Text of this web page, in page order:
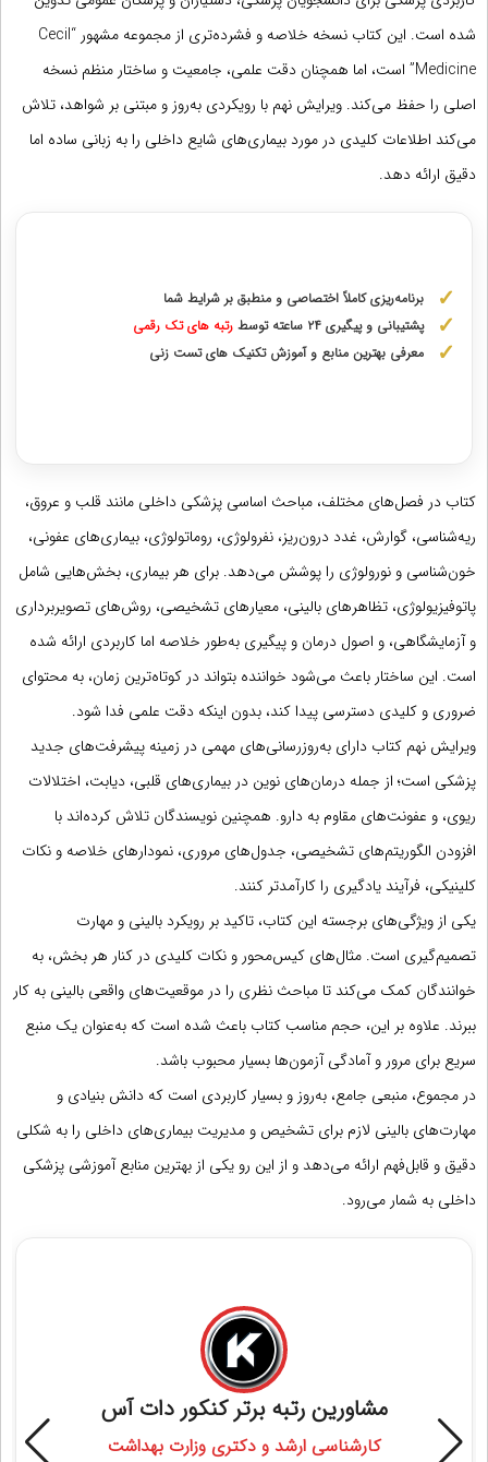
شده است. این کتاب نسخه خلاصه و فشرده‌تری از مجموعه مشهور “Cecil
Medicine” است، اما همچنان دقت علمی، جامعیت و ساختار منظم نسخه
اصلی را حفظ می‌کند. ویرایش نهم با رویکردی به‌روز و مبتنی بر شواهد، تلاش
می‌کند اطلاعات کلیدی در مورد بیماری‌های شایع داخلی را به زبانی ساده اما
دقیق ارائه دهد.
برنامه‌ریزی کاملاً اختصاصی و منطبق بر شرایط شما
پشتیبانی و پیگیری ۲۴ ساعته توسط
رتبه‌ های تک رقمی
معرفی بهترین منابع و آموزش تکنیک های تست زنی
کتاب در فصل‌های مختلف، مباحث اساسی پزشکی داخلی مانند قلب و عروق،
ریه‌شناسی، گوارش، غدد درون‌ریز، نفرولوژی، روماتولوژی، بیماری‌های عفونی،
خون‌شناسی و نورولوژی را پوشش می‌دهد. برای هر بیماری، بخش‌هایی شامل
پاتوفیزیولوژی، تظاهرهای بالینی، معیارهای تشخیصی، روش‌های تصویربرداری
و آزمایشگاهی، و اصول درمان و پیگیری به‌طور خلاصه اما کاربردی ارائه شده
است. این ساختار باعث می‌شود خواننده بتواند در کوتاه‌ترین زمان، به محتوای
ضروری و کلیدی دسترسی پیدا کند، بدون اینکه دقت علمی فدا شود.
ویرایش نهم کتاب دارای به‌روزرسانی‌های مهمی در زمینه پیشرفت‌های جدید
پزشکی است؛ از جمله درمان‌های نوین در بیماری‌های قلبی، دیابت، اختلالات
ریوی، و عفونت‌های مقاوم به دارو. همچنین نویسندگان تلاش کرده‌اند با
افزودن الگوریتم‌های تشخیصی، جدول‌های مروری، نمودارهای خلاصه و نکات
کلینیکی، فرآیند یادگیری را کارآمدتر کنند.
یکی از ویژگی‌های برجسته این کتاب، تاکید بر رویکرد بالینی و مهارت
تصمیم‌گیری است. مثال‌های کیس‌محور و نکات کلیدی در کنار هر بخش، به
خوانندگان کمک می‌کند تا مباحث نظری را در موقعیت‌های واقعی بالینی به کار
ببرند. علاوه بر این، حجم مناسب کتاب باعث شده است که به‌عنوان یک منبع
سریع برای مرور و آمادگی آزمون‌ها بسیار محبوب باشد.
در مجموع، منبعی جامع، به‌روز و بسیار کاربردی است که دانش بنیادی و
مهارت‌های بالینی لازم برای تشخیص و مدیریت بیماری‌های داخلی را به شکلی
دقیق و قابل‌فهم ارائه می‌دهد و از این رو یکی از بهترین منابع آموزشی پزشکی
داخلی به شمار می‌رود.
مشاورین رتبه برتر کنکور دات آس
کارشناسی ارشد و دکتری وزارت بهداشت